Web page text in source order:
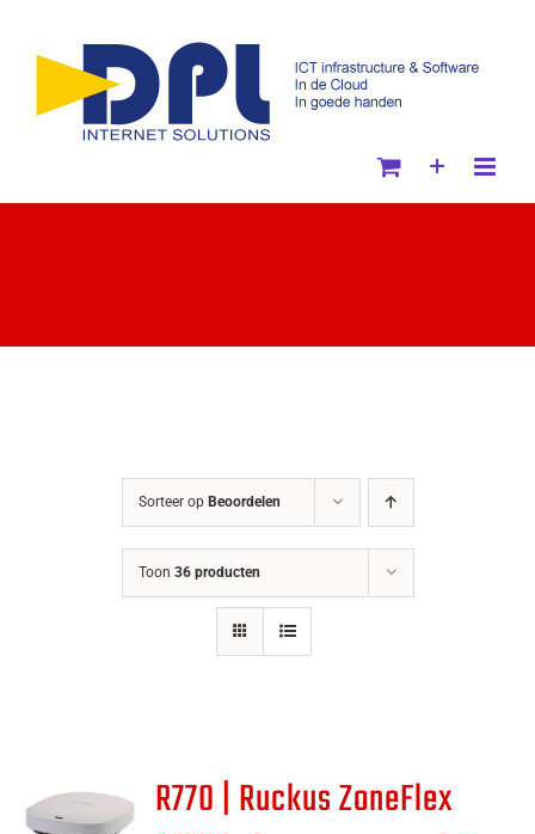
naar
Sorteer op Beoordelen
Toon 36 producten
R770 | Ruckus ZoneFlex